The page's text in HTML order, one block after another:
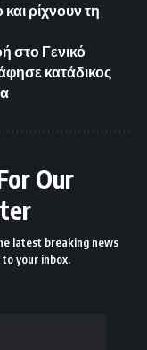
ρίχνουν τη
στο Γενικό
κατάδικος
Our
latest breaking news
your inbox.